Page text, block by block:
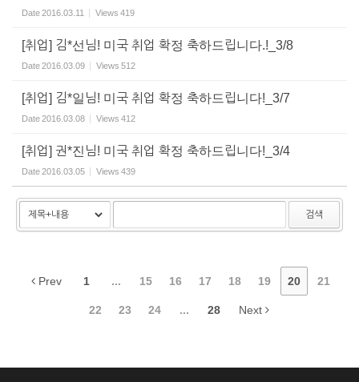
Date2016.03.11 Views 419
[취업] 김*선님! 미국 취업 확정 축하드립니다.!_3/8
Date2016.03.09 Views 512
[취업] 김*일님! 미국 취업 확정 축하드립니다!_3/7
Date2016.03.08 Views 412
[취업] 권*진님! 미국 취업 확정 축하드립니다!_3/4
Date2016.03.05 Views 439
검색
Prev 1 ... 15 16 17 18 19 20 21
22 23 24 ... 28 Next